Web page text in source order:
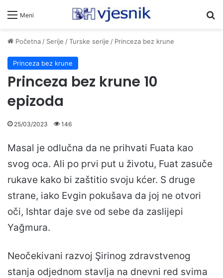
Meni
Početna/ Serije /Turske serije / Princeza bez krune
Princeza bez krune
Princeza bez krune 10
epizoda
25/03/2023 146
Masal je odlučna da ne prihvati Fuata kao
svog oca. Ali po prvi put u životu, Fuat zasuče
rukave kako bi zaštitio svoju kćer. S druge
strane, iako Evgin pokušava da joj ne otvori
oči, Ishtar daje sve od sebe da zaslijepi
Yağmura.
Neočekivani razvoj Şirinog zdravstvenog
stanja odjednom stavlja na dnevni red svima